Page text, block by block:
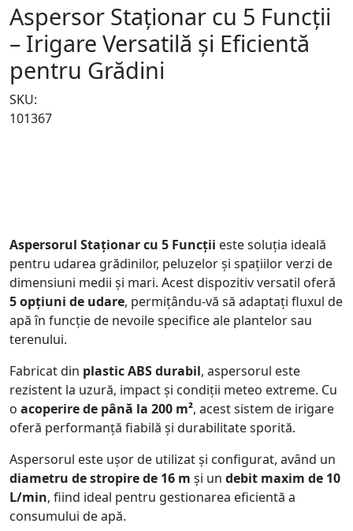
Aspersor Staționar cu 5 Funcții
– Irigare Versatilă și Eficientă
pentru Grădini
SKU:
101367
Aspersorul Staționar cu 5 Funcții este soluția ideală
pentru udarea grădinilor, peluzelor și spațiilor verzi de
dimensiuni medii și mari. Acest dispozitiv versatil oferă
5 opțiuni de udare, permițându-vă să adaptați fluxul de
apă în funcție de nevoile specifice ale plantelor sau
terenului.
Fabricat din plastic ABS durabil, aspersorul este
rezistent la uzură, impact și condiții meteo extreme. Cu
o acoperire de până la 200 m², acest sistem de irigare
oferă performanță fiabilă și durabilitate sporită.
Aspersorul este ușor de utilizat și configurat, având un
diametru de stropire de 16 m și un debit maxim de 10
L/min, fiind ideal pentru gestionarea eficientă a
consumului de apă.